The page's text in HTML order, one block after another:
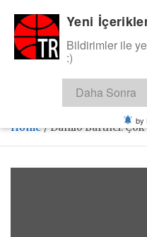
content
Sol dip çizgiden bir basket
Home Danilo Barthel:
Yeni
Bildirimler ile
:)
Daha Sonra
by